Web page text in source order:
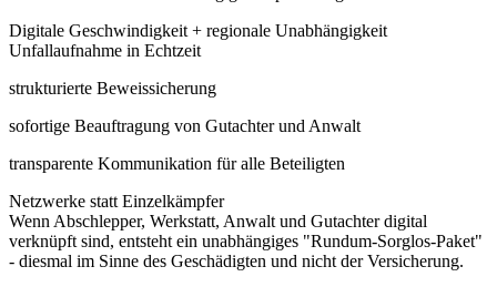
Digitale Geschwindigkeit + regionale Unabhängigkeit
Unfallaufnahme in Echtzeit
strukturierte Beweissicherung
sofortige Beauftragung von Gutachter und Anwalt
transparente Kommunikation für alle Beteiligten
Netzwerke statt Einzelkämpfer
Wenn Abschlepper, Werkstatt, Anwalt und Gutachter digital
verknüpft sind, entsteht ein unabhängiges "Rundum-Sorglos-Paket"
- diesmal im Sinne des Geschädigten und nicht der Versicherung.